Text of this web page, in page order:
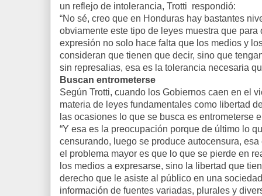
un reflejo de intolerancia, Trotti respondió:
“No sé, creo que en Honduras hay bastantes
obviamente este tipo de leyes muestra que
expresión no solo hace falta que los medios y
consideran que tienen que decir, sino que
sin represalias, esa es la tolerancia necesaria
Buscan entrometerse
Según Trotti, cuando los Gobiernos caen en el
materia de leyes fundamentales como libertad
las ocasiones lo que se busca es entrometerse
“Y esa es la preocupación porque de último lo
censurando, luego se produce autocensura,
el problema mayor es que lo que se pierde en
los medios a expresarse, sino la libertad que
derecho que le asiste al público en una
información de fuentes variadas, plurales y